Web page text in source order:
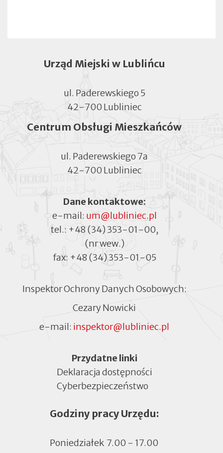
Urząd Miejski w Lublińcu
ul. Paderewskiego 5
42-700 Lubliniec
Centrum Obsługi Mieszkańców
ul. Paderewskiego 7a
42-700 Lubliniec
Dane kontaktowe:
e-mail: um@lubliniec.pl
tel.: +48 (34) 353-01-00,
(nr wew.)
fax: +48 (34) 353-01-05
Inspektor Ochrony Danych Osobowych:
Cezary Nowicki
e-mail: inspektor@lubliniec.pl
MenuPrzydatne linki
Deklaracja dostępności
Cyberbezpieczeństwo
w
zakładce
Godziny pracy Urzędu:
Poniedziałek 7.00 - 17.00